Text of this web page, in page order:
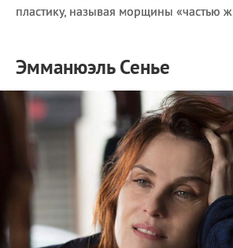
пластику, называя морщины «частью
Эмманюэль Сенье